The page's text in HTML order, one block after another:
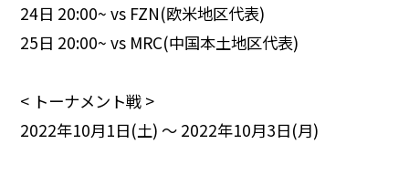
24日 20:00~ vs FZN(欧米地区代表)
25日 20:00~ vs MRC(中国本土地区代表)
< トーナメント戦 >
2022年10月1日(土) 〜 2022年10月3日(月)